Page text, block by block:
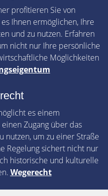
profitieren Sie von
Ihnen ermöglichen, Ihre
und zu nutzen. Erfahren
nicht nur Ihre persönliche
Möglichkeiten
es einem
Zugang über das
nutzen, um zu einer Straße
Regelung sichert nicht nur
historische und kulturelle
Wegerecht